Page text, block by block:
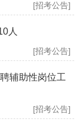
[招考公告]
人
[招考公告]
辅助性岗位工
[招考公告]